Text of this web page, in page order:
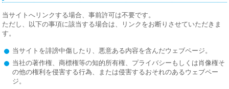
当サイトへリンクする場合、事前許可は不要です。
ただし、以下の事項に該当する場合は、リンクをお断りさせていただきま
す。
当サイトを誹謗中傷したり、悪意ある内容を含んだウェブページ。
当社の著作権、商標権等の知的所有権、プライバシーもしくは肖像権そ
の他の権利を侵害する行為、または侵害するおそれのあるウェブペー
ジ。